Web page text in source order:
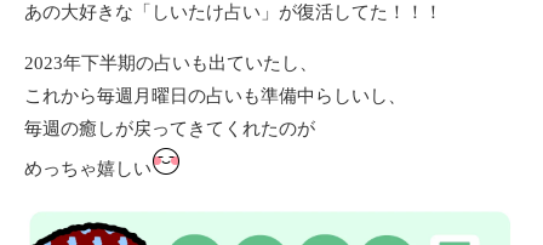
あの大好きな 「しいたけ占い」 が復活してた！！！
2023年下半期の占いも出ていたし、
これから毎週月曜日の占いも準備中らしいし、
毎週の癒しが戻ってきてくれたのが
めっちゃ嬉しい